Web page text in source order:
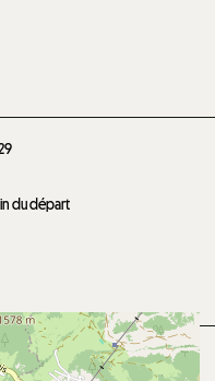
du départ